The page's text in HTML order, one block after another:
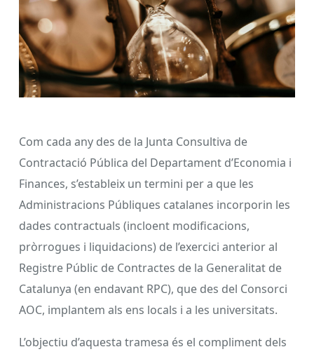
Com cada any des de la Junta Consultiva de
Contractació Pública del Departament d’Economia i
Finances, s’estableix un termini per a que les
Administracions Públiques catalanes incorporin les
dades contractuals (incloent modificacions,
pròrrogues i liquidacions) de l’exercici anterior al
Registre Públic de Contractes de la Generalitat de
Catalunya (en endavant RPC), que des del Consorci
AOC, implantem als ens locals i a les universitats.
L’objectiu d’aquesta tramesa és el compliment dels